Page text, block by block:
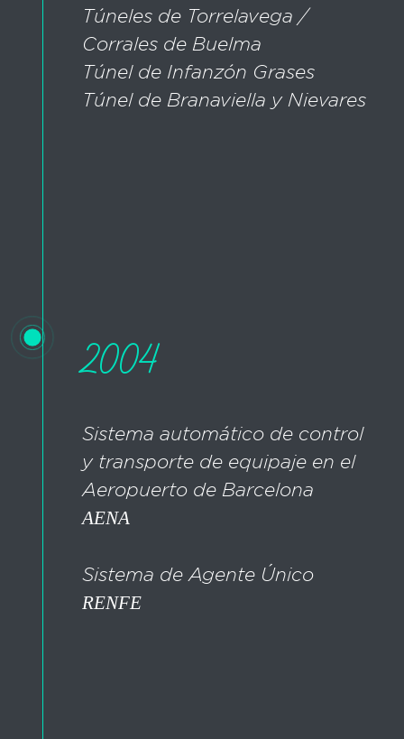
Túneles de Torrelavega /
Corrales de Buelma
Túnel de Infanzón Grases
Túnel de Branaviella y Nievares
2004
Sistema automático de control
y transporte de equipaje en el
Aeropuerto de Barcelona
AENA
Sistema de Agente Único
RENFE